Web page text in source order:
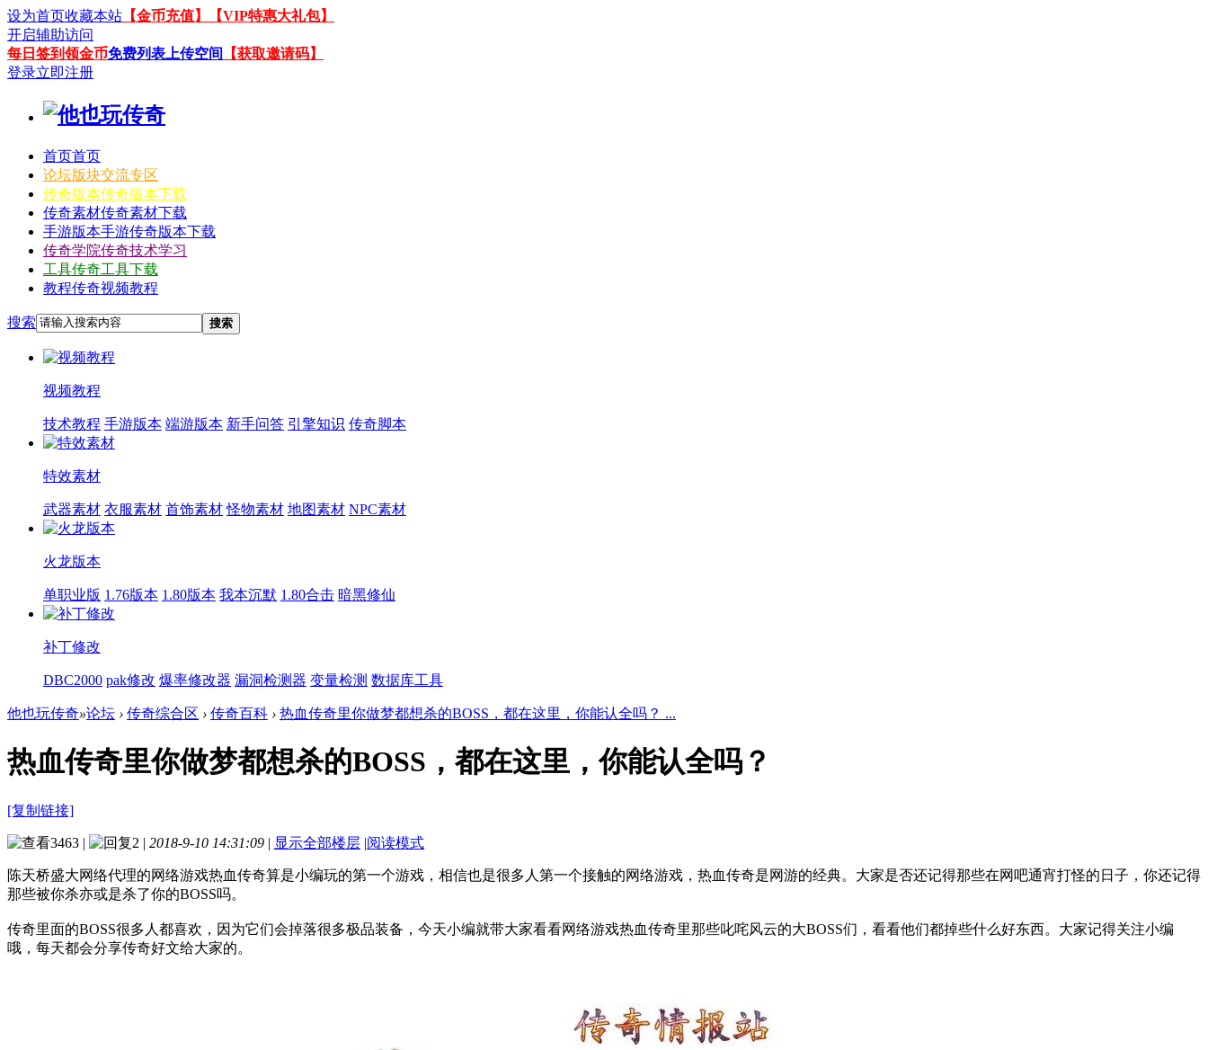
设为首页收藏本站 【金币充值】
【VIP特惠大礼包】
开启辅助访问
每日签到领金币免费列表上传空间
【获取邀请码】
登录立即注册
首页首页
论坛版块交流专区
传奇版本传奇版本下载
传奇素材传奇素材下载
手游版本手游传奇版本下载
传奇学院传奇技术学习
工具传奇工具下载
教程传奇视频教程
搜索 搜索
视频教程
技术教程 手游版本 端游版本 新手问答 引擎知识 传奇脚本
特效素材
武器素材 衣服素材 首饰素材 怪物素材 地图素材 NPC素材
火龙版本
单职业版 1.76版本 1.80版本 我本沉默 1.80合击 暗黑修仙
补丁修改
DBC2000 pak修改 爆率修改器 漏洞检测器 变量检测 数据库工具
他也玩传奇»论坛 › 传奇综合区 › 传奇百科 › 热血传奇里你做梦都想杀的BOSS，都在这里，你能认全吗？ ...
热血传奇里你做梦都想杀的BOSS，都在这里，你能认全吗？
[复制链接]
3463 | 2 | 2018-9-10 14:31:09 | 显示全部楼层 |阅读模式
陈天桥盛大网络代理的网络游戏热血传奇算是小编玩的第一个游戏，相信也是很多人第一个接触的网络游戏，热血传奇是网游的经典。大家是否还记得那些在网吧通宵打怪的日子，你还记得
那些被你杀亦或是杀了你的BOSS吗。
传奇里面的BOSS很多人都喜欢，因为它们会掉落很多极品装备，今天小编就带大家看看网络游戏热血传奇里那些叱咤风云的大BOSS们，看看他们都掉些什么好东西。大家记得关注小编
哦，每天都会分享传奇好文给大家的。